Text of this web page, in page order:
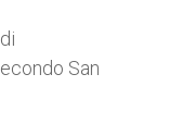
San